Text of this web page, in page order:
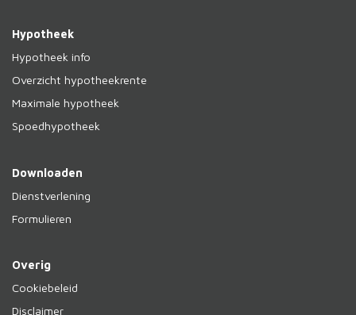
Hypotheek
Hypotheek info
Overzicht hypotheekrente
Maximale hypotheek
Spoedhypotheek
Downloaden
Dienstverlening
Formulieren
Overig
Cookiebeleid
Disclaimer